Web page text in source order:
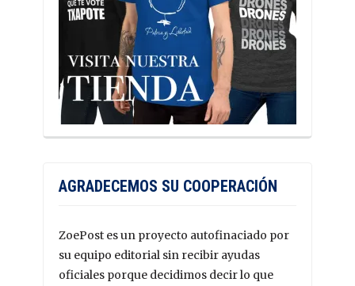
AGRADECEMOS SU COOPERACIÓN
ZoePost es un proyecto autofinaciado por
su equipo editorial sin recibir ayudas
oficiales porque decidimos decir lo que